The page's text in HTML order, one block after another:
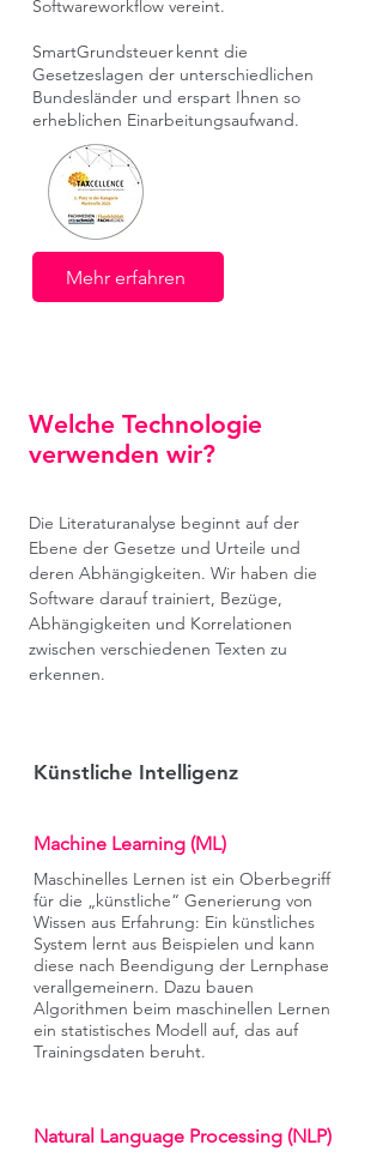
Softwareworkflow vereint.
SmartGrundsteuer kennt die
Gesetzeslagen der unterschiedlichen
Bundesländer und erspart Ihnen so
erheblichen Einarbeitungsaufwand.
Mehr erfahren
Welche Technologie
verwenden wir?
Die Literaturanalyse beginnt auf der
Ebene der Gesetze und Urteile und
deren Abhängigkeiten. Wir haben die
Software darauf trainiert, Bezüge,
Abhängigkeiten und Korrelationen
zwischen verschiedenen Texten zu
erkennen.
Künstliche Intelligenz
Machine Learning (ML)
Maschinelles Lernen ist ein Oberbegriff
für die „künstliche“ Generierung von
Wissen aus Erfahrung: Ein künstliches
System lernt aus Beispielen und kann
diese nach Beendigung der Lernphase
verallgemeinern. Dazu bauen
Algorithmen beim maschinellen Lernen
ein statistisches Modell auf, das auf
Trainingsdaten beruht.
Natural Language Processing (NLP)